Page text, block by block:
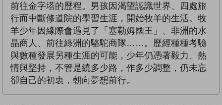
前往金字塔的歷程。男孩因渴望認識世界、四處旅
行而中斷修道院的學習生涯，開始牧羊的生活。牧
羊少年因緣際會遇見了「塞勒姆國王」、非洲的水
晶商人、前往綠洲的駱駝商隊……。歷經種種考驗
與數種發展另種生涯的可能，少年仍憑著毅力、熱
情與堅持，不管是繞多少路，作多少調整，仍未忘
卻自己的初衷，朝向夢想前行。